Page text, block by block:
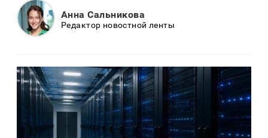
Анна Сальникова
Редактор новостной ленты